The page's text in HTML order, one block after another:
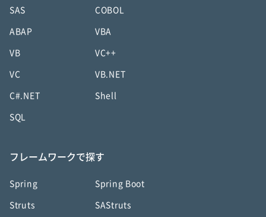
SAS COBOL
ABAP VBA
VB VC++
VC VB.NET
C#.NET Shell
SQL
フレームワークで探す
Spring Spring Boot
Struts SAStruts